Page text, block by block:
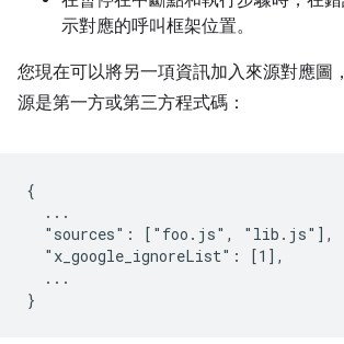
示對應的呼叫框架位置。
您現在可以將另一項資訊加入來源對應圖
源是第一方或第三方程式碼：
{
  ...
  "sources": ["foo.js", "lib.js"],
  "x_google_ignoreList": [1],
  ...